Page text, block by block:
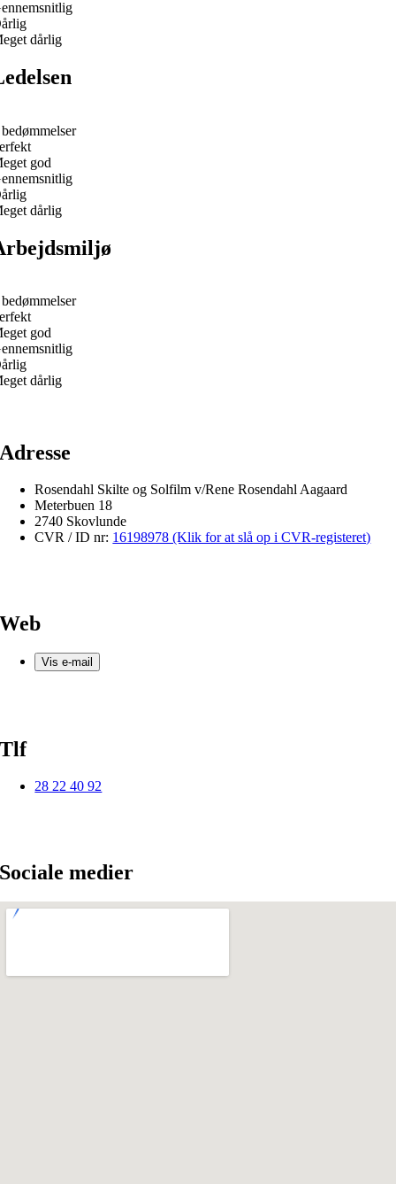
dårlig
god
dårlig
god
dårlig
Adresse
Rosendahl Skilte og Solfilm v/Rene Rosendahl Aagaard
Meterbuen 18
2740 Skovlunde
CVR / ID nr: 16198978 (Klik for at slå op i CVR-registeret)
Web
Vis e-mail
Tlf
28 22 40 92
Sociale medier